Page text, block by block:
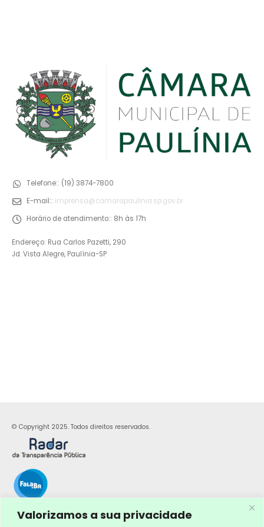
Valorizamos a sua privacidade
Telefone:: (19) 3874-7800
E-mail:: imprensa@camarapaulinia.sp.gov.br
Horário de atendimento:: 8h às 17h
Endereço: Rua Carlos Pazetti, 290
Jd. Vista Alegre, Paulínia-SP
© Copyright 2025. Todos direitos reservados.